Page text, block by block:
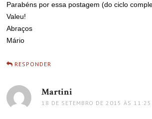
Parabéns por essa postagem (do ciclo
Valeu!
Abraços
Mário
RESPONDER
Martini
18 DE SETEMBRO DE 2015 ÀS 11:25